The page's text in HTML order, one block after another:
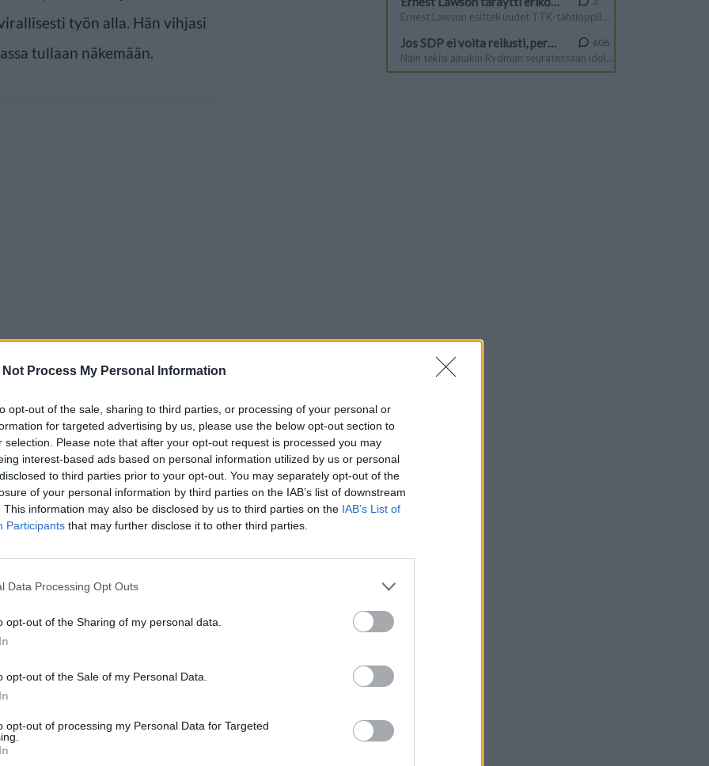
Not Process My Personal Information
opt-out of the sale, sharing to third parties, or processing of your personal or
for targeted advertising by us, please use the below opt-out section to
selection. Please note that after your opt-out request is processed you may
interest-based ads based on personal information utilized by us or personal
to third parties prior to your opt-out. You may separately opt-out of the
of your personal information by third parties on the IAB’s list of downstream
This information may also be disclosed by us to third parties on the IAB’s List of
Participants that may further disclose it to other third parties.
Data Processing Opt Outs
opt-out of the Sharing of my personal data.
opt-out of the Sale of my Personal Data.
opt-out of processing my Personal Data for Targeted
työn alla. Hän vihjasi
tullaan näkemään.
koolle?
on ainoa oikea tapa
sitä, mitä he ovat vaatineet
ajan, Fraser kertoi.
on yritetty toteuttaa